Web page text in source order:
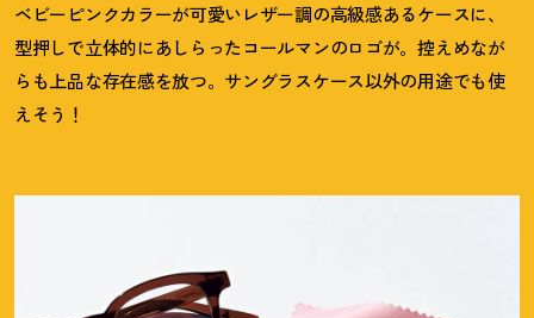
ベビーピンクカラーが可愛いレザー調の高級感あるケースに、
型押しで立体的にあしらったコールマンのロゴが。控えめなが
らも上品な存在感を放つ。サングラスケース以外の用途でも使
えそう ！